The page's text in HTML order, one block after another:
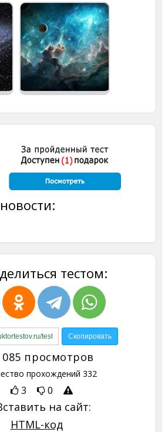
тестом:
085 просмотров
прохождений 332
3 0
на сайт:
HTML-код